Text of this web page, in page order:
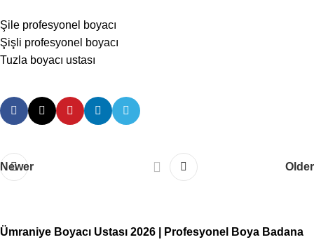
Şile profesyonel boyacı
Şişli profesyonel boyacı
Tuzla boyacı ustası
Newer Older
Ümraniye Boyacı Ustası 2026 | Profesyonel Boya Badana